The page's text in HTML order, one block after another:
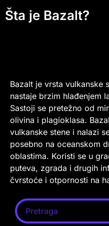
Šta je Bazalt?
Bazalt je vrsta vulkanske
nastaje brzim hlađenjem
Sastoji se pretežno od
olivina i plagioklasa.
vulkanske stene i nalazi
posebno na oceanskom
oblastima. Koristi se u
puteva, zgrada i drugih
čvrstoće i otpornosti na